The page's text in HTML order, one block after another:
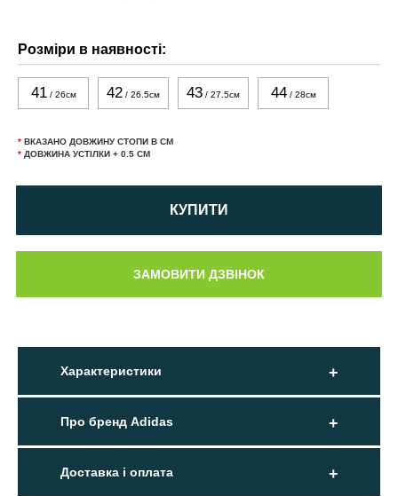
Розміри в наявності:
41/ 26см 42 / 26.5см 43 / 27.5см 44/ 28см
* ВКАЗАНО ДОВЖИНУ СТОПИ В СМ
* ДОВЖИНА УСТІЛКИ + 0.5 СМ
КУПИТИ
Характеристики
Про бренд Adidas
Доставка і оплата